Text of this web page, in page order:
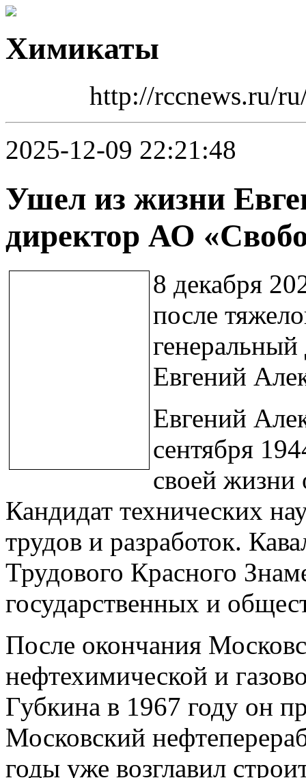
Химикаты
http://rccnews.ru/
2025-12-09 22:21:48
Ушел из жизни
директор АО
8 декабря
после
Евгений
Евгений
сентября
своей
Кандидат технических
трудов и разработок.
Трудового Красного
государственных и
После окончания
нефтехимической и
Губкина в 1967 году он
Московский
годы уже возглавил